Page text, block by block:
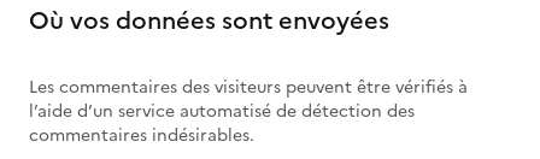
Où vos données sont envoyées
Les commentaires des visiteurs peuvent être vérifiés à
l’aide d’un service automatisé de détection des
commentaires indésirables.